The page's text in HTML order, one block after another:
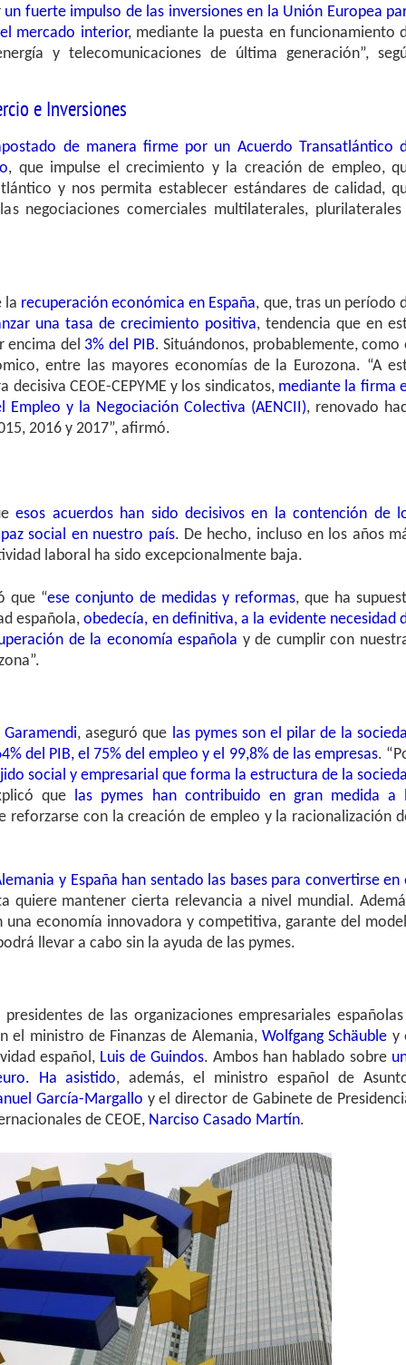
un fuerte impulso de las inversiones en la Unión Europea
mercado interior, mediante la puesta en funcionamiento
y telecomunicaciones de última generación”,
e Inversiones
de manera firme por un Acuerdo Transatlántico
, que impulse el crecimiento y la creación de empleo,
y nos permita establecer estándares de calidad,
negociaciones comerciales multilaterales,
la recuperación económica en España, que, tras un período
una tasa de crecimiento positiva, tendencia que en
encima del 3% del PIB. Situándonos, probablemente, como
entre las mayores economías de la Eurozona. “A
CEOE-CEPYME y los sindicatos, mediante la firma
Empleo y la Negociación Colectiva (AENCII), renovado
2016 y 2017”, afirmó.
esos acuerdos han sido decisivos en la contención de
social en nuestro país. De hecho, incluso en los años
laboral ha sido excepcionalmente baja.
que “ese conjunto de medidas y reformas, que ha
española,obedecía, en definitiva, a la evidente necesidad
de la economía española y de cumplir con
, aseguró que las pymes son el pilar de la
del PIB, el 75% del empleo y el 99,8% de las empresas.
social y empresarial que forma la estructura de la
que las pymes han contribuido en gran medida a
reforzarse con la creación de empleo y la racionalización
y España han sentado las bases para convertirse en
quiere mantener cierta relevancia a nivel mundial.
economía innovadora y competitiva, garante del
llevar a cabo sin la ayuda de las pymes.
de las organizaciones empresariales
el ministro de Finanzas de Alemania,Wolfgang Schäuble y
español, Luis de Guindos. Ambos han hablado sobre
Ha asistido, además, el ministro español de
García-Margallo y el director de Gabinete de
de CEOE, Narciso Casado Martín.